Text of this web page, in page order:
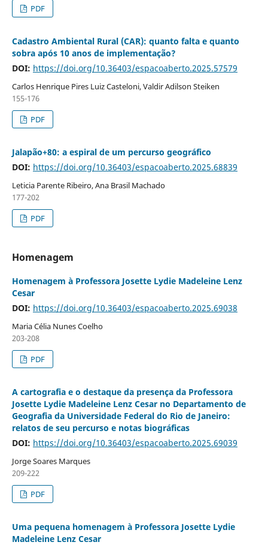
PDF
Cadastro Ambiental Rural (CAR): quanto falta e quanto
sobra após 10 anos de implementação?
DOI: https://doi.org/10.36403/espacoaberto.2025.57579
Carlos Henrique Pires Luiz Casteloni, Valdir Adilson Steiken
155-176
PDF
Jalapão+80: a espiral de um percurso geográfico
DOI: https://doi.org/10.36403/espacoaberto.2025.68839
Leticia Parente Ribeiro, Ana Brasil Machado
177-202
PDF
Homenagem
Homenagem à Professora Josette Lydie Madeleine Lenz
Cesar
DOI: https://doi.org/10.36403/espacoaberto.2025.69038
Maria Célia Nunes Coelho
203-208
PDF
A cartografia e o destaque da presença da Professora
Josette Lydie Madeleine Lenz Cesar no Departamento de
Geografia da Universidade Federal do Rio de Janeiro:
relatos de seu percurso e notas biográficas
DOI: https://doi.org/10.36403/espacoaberto.2025.69039
Jorge Soares Marques
209-222
PDF
Uma pequena homenagem à Professora Josette Lydie
Madeleine Lenz Cesar